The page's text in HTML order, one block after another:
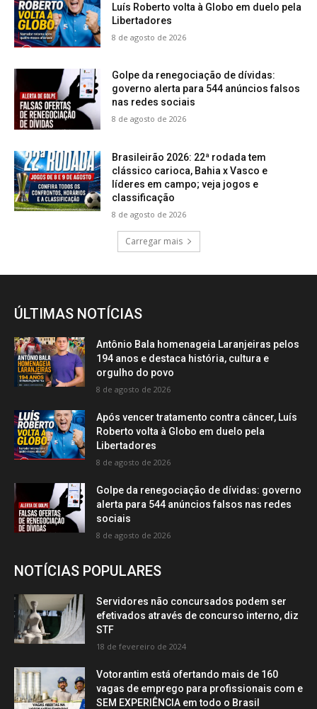
Luís Roberto volta à Globo em duelo pela
Libertadores
8 de agosto de 2026
Golpe da renegociação de dívidas:
governo alerta para 544 anúncios falsos
nas redes sociais
8 de agosto de 2026
Brasileirão 2026: 22ª rodada tem
clássico carioca, Bahia x Vasco e
líderes em campo; veja jogos e
classificação
8 de agosto de 2026
Carregar mais
ÚLTIMAS NOTÍCIAS
Antônio Bala homenageia Laranjeiras pelos
194 anos e destaca história, cultura e
orgulho do povo
8 de agosto de 2026
Após vencer tratamento contra câncer, Luís
Roberto volta à Globo em duelo pela
Libertadores
8 de agosto de 2026
Golpe da renegociação de dívidas: governo
alerta para 544 anúncios falsos nas redes
sociais
8 de agosto de 2026
NOTÍCIAS POPULARES
Servidores não concursados podem ser
efetivados através de concurso interno, diz
STF
18 de fevereiro de 2024
Votorantim está ofertando mais de 160
vagas de emprego para profissionais com e
SEM EXPERIÊNCIA em todo o Brasil